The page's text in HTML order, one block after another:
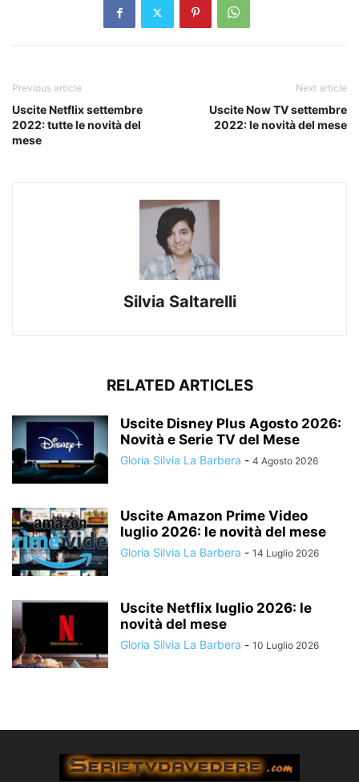
Previous article
Uscite Netflix settembre
2022: tutte le novità del
mese
Next article
Uscite Now TV settembre
2022: le novità del mese
Silvia Saltarelli
RELATED ARTICLES
Uscite Disney Plus Agosto 2026:
Novità e Serie TV del Mese
Gloria Silvia La Barbera - 4 Agosto 2026
Uscite Amazon Prime Video
luglio 2026: le novità del mese
Gloria Silvia La Barbera - 14 Luglio 2026
Uscite Netflix luglio 2026: le
novità del mese
Gloria Silvia La Barbera - 10 Luglio 2026